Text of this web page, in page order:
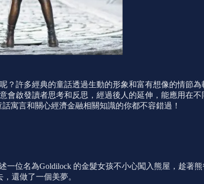
？許多經典的童話透過生動的形象和富有想像的情節
會啟發讀者思考和反思，經過後人的延伸，能應用在
寓言和關心經濟金融相關知識的你都不容錯過！
一位名為Goldilock 的金髮女孩不小心闖入熊屋，趁著
還做了一個美夢。